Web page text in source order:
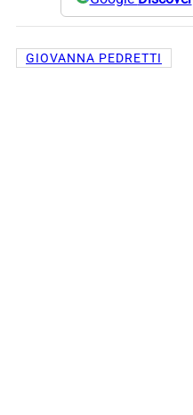
GIOVANNA PEDRETTI